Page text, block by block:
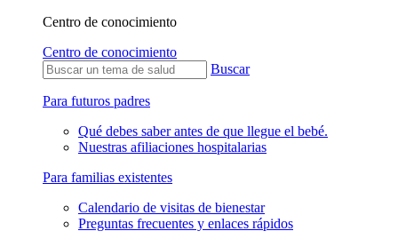
Centro de conocimiento
Centro de conocimiento
Buscar
Para futuros padres
Qué debes saber antes de que llegue el bebé.
Nuestras afiliaciones hospitalarias
Para familias existentes
Calendario de visitas de bienestar
Preguntas frecuentes y enlaces rápidos